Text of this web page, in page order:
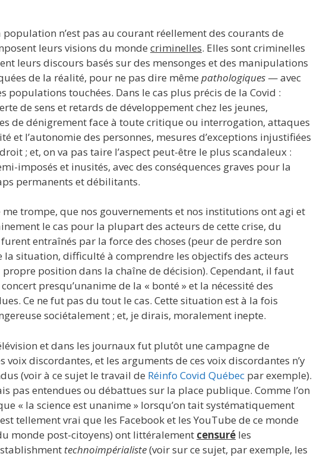
n’est pas au courant réellement des courants de
leurs visions du monde criminelles. Elles sont criminelles
leurs discours basés sur des mensonges et des manipulations
de la réalité, pour ne pas dire même pathologiques — avec
populations touchées. Dans le cas plus précis de la Covid :
de sens et retards de développement chez les jeunes,
de dénigrement face à toute critique ou interrogation, attaques
et l’autonomie des personnes, mesures d’exceptions injustifiées
; et, on va pas taire l’aspect peut-être le plus scandaleux :
imposés et inusités, avec des conséquences graves pour la
permanents et débilitants.
trompe, que nos gouvernements et nos institutions ont agi et
le cas pour la plupart des acteurs de cette crise, du
entraînés par la force des choses (peur de perdre son
situation, difficulté à comprendre les objectifs des acteurs
position dans la chaîne de décision). Cependant, il faut
presqu’unanime de la « bonté » et la nécessité des
Ce ne fut pas du tout le cas. Cette situation est à la fois
sociétalement ; et, je dirais, moralement inepte.
et dans les journaux fut plutôt une campagne de
voix discordantes, et les arguments de ces voix discordantes n’y
(voir à ce sujet le travail de Réinfo Covid Québec par exemple).
pas entendues ou débattues sur la place publique. Comme l’on
« la science est unanime » lorsqu’on tait systématiquement
tellement vrai que les Facebook et les YouTube de ce monde
monde post-citoyens) ont littéralement censuré les
technoimpérialiste(voir sur ce sujet, par exemple, les